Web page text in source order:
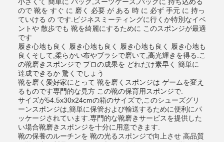
ので 靴を すぐ に 磨く 必要 が ある 時 に 必ず 手元 に 持っ
ていける の です.ビジネスミーティングに行くか特別なイベ
ントや 散歩でも 靴を綺麗にするために このスポンジが最適
です
履き心地も良く 履き心地も良く 履き心地も良く 履き心地も
良くそして,柔らかい布やブラシで磨いて,高光輝きを得る.こ
の靴磨きスポンジで プロの成果を どれだけ素早く 簡単に
達成できるか 驚くでしょう
靴を磨く愛好家にとって 靴を磨くスポンジは ゲームを変え
るものです専門的な見方 この靴の保育用スポンジで.
サイズが54.5x30x24cmの箱のサイズで,このシューズグリ
ーンスポンジは,簡単に保管および輸送するために便利にパ
ッケージされています.専門的な靴磨きサービスを提供した
い場合靴磨きスポンジを十分に用意できます.
靴の保養のルーチンを 靴の光るスポンジで向上させ 高品質